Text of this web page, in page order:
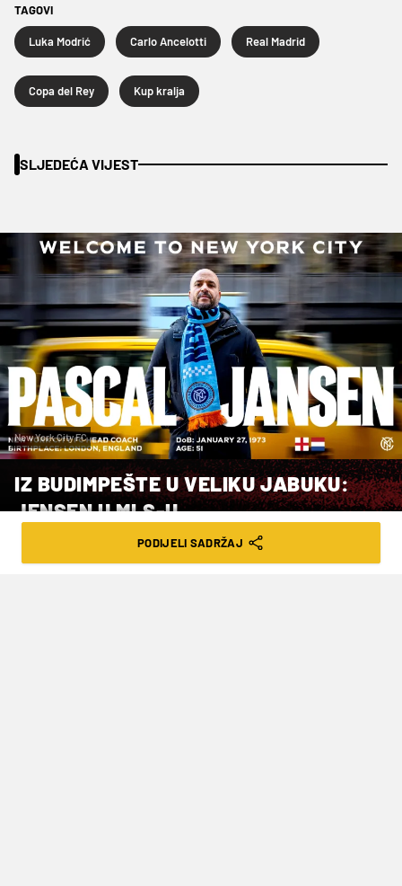
TAGOVI
Luka Modrić Carlo Ancelotti Real Madrid
Copa del Rey Kup kralja
SLJEDEĆA VIJEST
New York City FC
IZ BUDIMPEŠTE U VELIKU JABUKU:
JENSEN U MLS-U
PODIJELI SADRŽAJ